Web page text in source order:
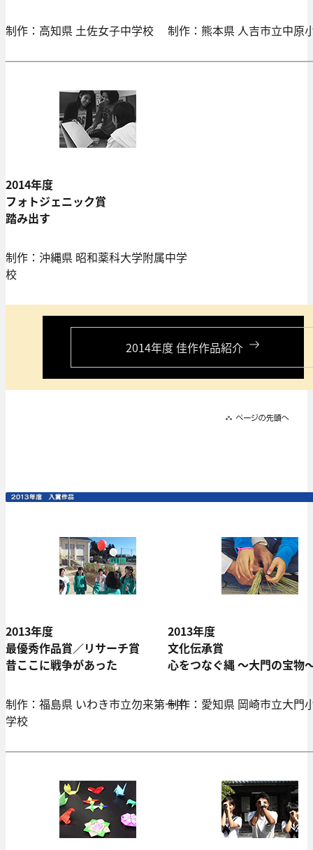
制作：高知県 土佐女子中学校 制作：熊本県 人吉市立中原
2014年度
フォトジェニック賞
踏み出す
制作：沖縄県 昭和薬科大学附属中学
校
2014年度 佳作作品紹介
2013年度
最優秀作品賞／リサーチ賞
昔ここに戦争があった
制作：福島県 いわき市立勿来第一中
学校
2013年度
文化伝承賞
心をつなぐ縄 ～大門の宝物
制作：愛知県 岡崎市立大門